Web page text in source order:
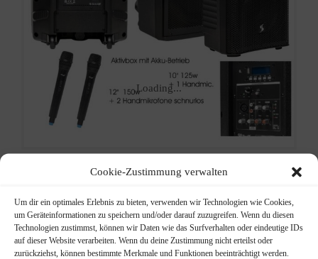
Cookie-Zustimmung verwalten
Um dir ein optimales Erlebnis zu bieten, verwenden wir Technologien wie Cookies,
um Geräteinformationen zu speichern und/oder darauf zuzugreifen. Wenn du diesen
Technologien zustimmst, können wir Daten wie das Surfverhalten oder eindeutige IDs
auf dieser Website verarbeiten. Wenn du deine Zustimmung nicht erteilst oder
zurückziehst, können bestimmte Merkmale und Funktionen beeinträchtigt werden.
Loading...
Stagg AS
Akku PA-